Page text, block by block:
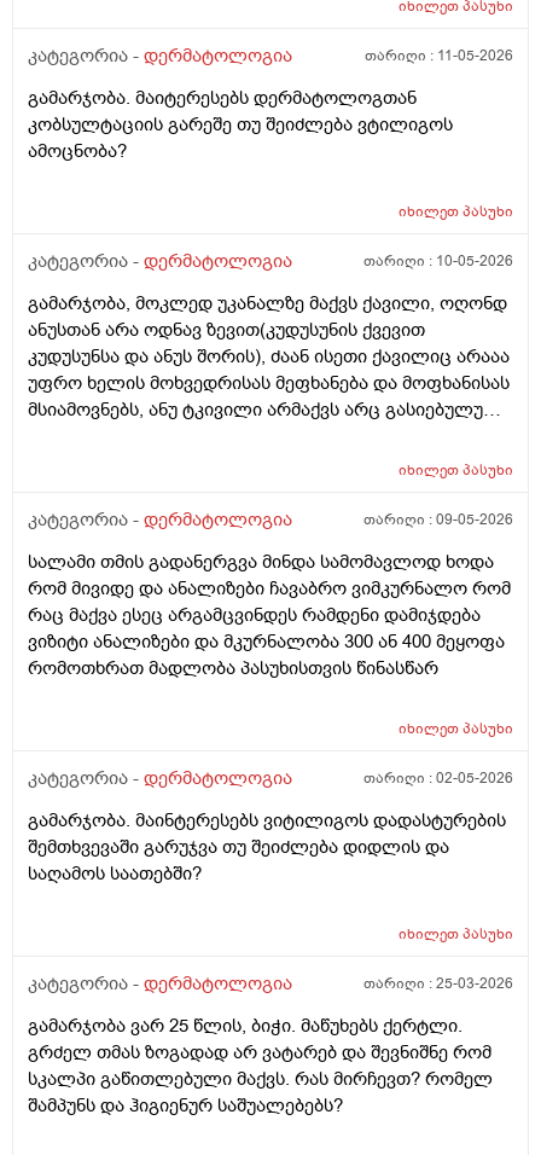
იხილეთპასუხი
კატეგორია - დერმატოლოგია თარიღი : 11-05-2026
გამარჯობა. მაიტერესებს დერმატოლოგთან
კობსულტაციის გარეშე თუ შეიძლება ვტილიგოს
ამოცნობა?
იხილეთპასუხი
კატეგორია - დერმატოლოგია თარიღი : 10-05-2026
გამარჯობა, მოკლედ უკანალზე მაქვს ქავილი, ოღონდ
ანუსთან არა ოდნავ ზევით(კუდუსუნის ქვევით
კუდუსუნსა და ანუს შორის), ძაან ისეთი ქავილიც არააა
უფრო ხელის მოხვედრისას მეფხანება და მოფხანისას
მსიამოვნებს, ანუ ტკივილი არმაქვს არც გასიებულუ
ოპერაცია ანუ ბეწვის ჩაბრუნება(ლაზერით) მაგის მერე
წყლით) ანუ არამგონია რომ გამიმეორდეს. ჭიები
გარშემო, ჰემოროიდიც მაქვს ოდნავ, სოკო შეიძლება
იყოს? ან კანის გაღიზიანება?
იხილეთპასუხი
კატეგორია - დერმატოლოგია თარიღი :09-05-2026
სალამი თმის გადანერგვა მინდა სამომავლოდ ხოდა
რომ მივიდე და ანალიზები ჩავაბრო ვიმკურნალო რომ
რაც მაქვა ესეც არგამცვინდეს რამდენი დამიჯდება
ვიზიტი ანალიზები და მკურნალობა 300 ან 400 მეყოფა
რომოთხრათ მადლობა პასუხისთვის წინასწარ
იხილეთპასუხი
კატეგორია - დერმატოლოგია თარიღი :02-05-2026
გამარჯობა. მაინტერესებს ვიტილიგოს დადასტურების
შემთხვევაში გარუჯვა თუ შეიძლება დიდლის და
საღამოს საათებში?
იხილეთპასუხი
კატეგორია - დერმატოლოგია თარიღი :25-03-2026
გამარჯობა ვარ 25 წლის, ბიჭი. მაწუხებს ქერტლი.
გრძელ თმას ზოგადად არ ვატარებ და შევნიშნე რომ
სკალპი გაწითლებული მაქვს. რას მირჩევთ? რომელ
შამპუნს და ჰიგიენურ საშუალებებს?